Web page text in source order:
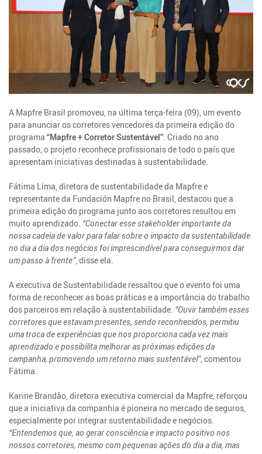
A Mapfre Brasil promoveu, na última terça-feira (09), um evento
para anunciar os corretores vencedores da primeira edição do
programa“Mapfre + Corretor Sustentável”. Criado no ano
passado, o projeto reconhece profissionais de todo o país que
apresentam iniciativas destinadas à sustentabilidade.
Fátima Lima, diretora de sustentabilidade da Mapfre e
representante da Fundación Mapfre no Brasil, destacou que a
primeira edição do programa junto aos corretores resultou em
muito aprendizado. “Conectar esse stakeholder importante da
nossa cadeia de valor para falar sobre o impacto da sustentabilidade
no dia a dia dos negócios foi imprescindível para conseguirmos dar
um passo à frente”, disse ela.
A executiva de Sustentabilidade ressaltou que o evento foi uma
forma de reconhecer as boas práticas e a importância do trabalho
dos parceiros em relação à sustentabilidade. “Ouvir também esses
corretores que estavam presentes, sendo reconhecidos, permitiu
uma troca de experiências que nos proporciona cada vez mais
aprendizado e possibilita melhorar as próximas edições da
campanha, promovendo um retorno mais sustentável”, comentou
Fátima.
Karine Brandão, diretora executiva comercial da Mapfre, reforçou
que a iniciativa da companhia é pioneira no mercado de seguros,
especialmente por integrar sustentabilidade e negócios.
“Entendemos que, ao gerar consciência e impacto positivo nos
nossos corretores, mesmo com pequenas ações do dia a dia, mas